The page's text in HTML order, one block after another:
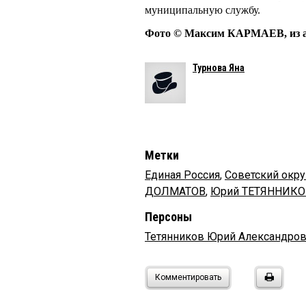
муниципальную службу.
Фото © Максим КАРМАЕВ, из
Турнова Яна
Метки
Единая Россия, Советский
ДОЛМАТОВ, Юрий
Персоны
Тетянников Юрий
Комментировать